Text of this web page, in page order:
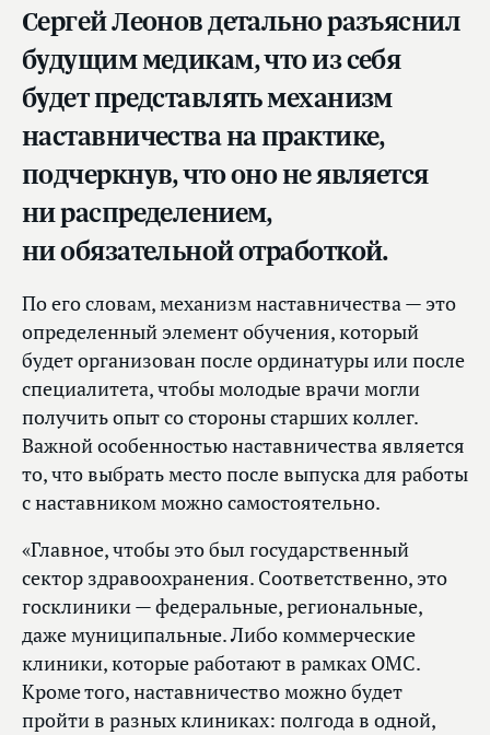
Сергей Леонов детально разъяснил
будущим медикам, что из себя
будет представлять механизм
наставничества на практике,
подчеркнув, что оно не является
ни распределением,
ни обязательной отработкой.
По его словам, механизм наставничества — это
определенный элемент обучения, который
будет организован после ординатуры или после
специалитета, чтобы молодые врачи могли
получить опыт со стороны старших коллег.
Важной особенностью наставничества является
то, что выбрать место после выпуска для работы
с наставником можно самостоятельно.
«Главное, чтобы это был государственный
сектор здравоохранения. Соответственно, это
госклиники — федеральные, региональные,
даже муниципальные. Либо коммерческие
клиники, которые работают в рамках ОМС.
Кроме того, наставничество можно будет
пройти в разных клиниках: полгода в одной,